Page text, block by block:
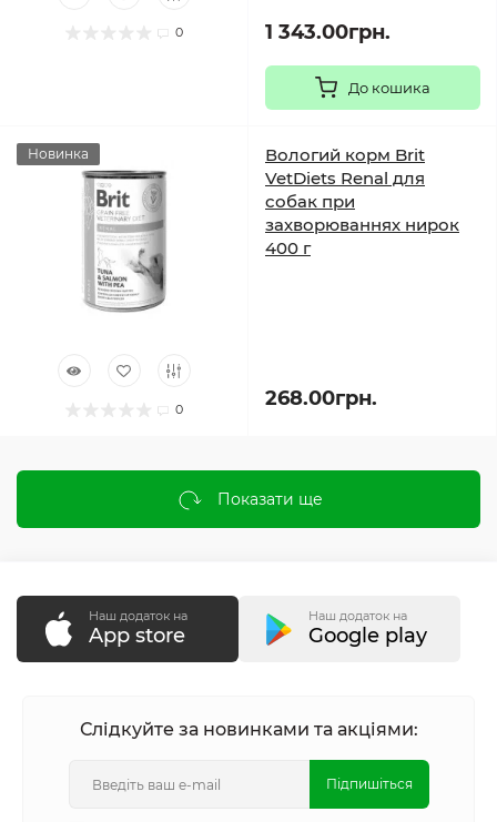
0 1 343.00грн.
До кошика
Новинка
0
Вологий корм Brit
VetDiets Renal для
собак при
захворюваннях нирок
400 г
268.00грн.
Показати ще
Наш додаток на
App store
Наш додаток на
Google play
Слідкуйте за новинками та акціями:
Підпишіться